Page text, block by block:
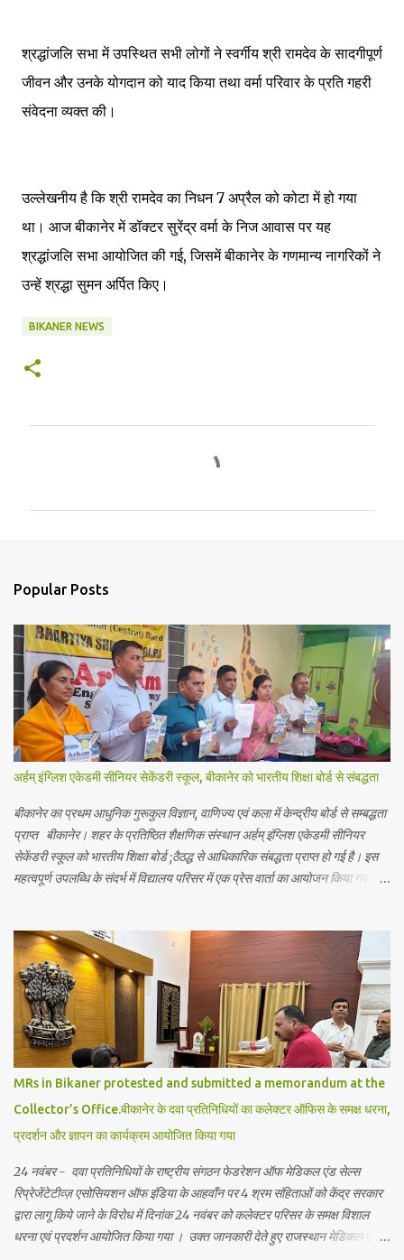
श्रद्धांजलि सभा में उपस्थित सभी लोगों ने स्वर्गीय श्री रामदेव के सादगीपूर्ण
जीवन और उनके योगदान को याद किया तथा वर्मा परिवार के प्रति गहरी
संवेदना व्यक्त की।
उल्लेखनीय है कि श्री रामदेव का निधन 7 अप्रैल को कोटा में हो गया
था। आज बीकानेर में डॉक्टर सुरेंद्र वर्मा के निज आवास पर यह
श्रद्धांजलि सभा आयोजित की गई, जिसमें बीकानेर के गणमान्य नागरिकों ने
उन्हें श्रद्धा सुमन अर्पित किए।
BIKANER NEWS
s
Popular Posts
अर्हम् इंग्लिश एकेडमी सीनियर सेकेंडरी स्कूल, बीकानेर को भारतीय शिक्षा बोर्ड से संबद्धता
बीकानेर का प्रथम आधुनिक गुरूकुल विज्ञान, वाणिज्य एवं कला में केन्द्रीय बोर्ड से सम्बद्धता
प्राप्त बीकानेर। शहर के प्रतिष्ठित शैक्षणिक संस्थान अर्हम् इंग्लिश एकेडमी सीनियर
सेकेंडरी स्कूल को भारतीय शिक्षा बोर्ड ;ठैठद्ध से आधिकारिक संबद्धता प्राप्त हो गई है। इस
महत्वपूर्ण उपलब्धि के संदर्भ में विद्यालय परिसर में एक प्रेस वार्ता का आयोजन किया गया,
है। एकेडमी में अब विद्यार्थियों को आधुनिक शिक्षा के साथ विद्यार्थियों को भारतीय परंपराओं,
योग, आयुर्वेद, भारतीय दर्शन, और वेदों की शिक्षा भी दी जायेगी विदेशी भाषाओं को भी
पाठ्यक्रम में अनिवार्य रूप शामिल किये गये है। इसके साथ योग, प्राणायाम,देशी खेलों को
प्राथमिकता से स्कूल गतिविधियों में शामिल किया गया है। इससे विद्यार्थियों को न केवल
अकादमिक ज्ञान मिलेगा बल्कि वे अपने जीवन में नैतिक और आध्यात्मिक शिक्षा भी ग्रहण कर
पायेगें। इससे विद्यार्थियों को भविष्य में आत्मविश्...
MRs in Bikaner protested and submitted a memorandum at the
Collector’s Office.बीकानेर के दवा प्रतिनिधियों का कलेक्टर ऑफिस के समक्ष धरना,
प्रदर्शन और ज्ञापन का कार्यक्रम आयोजित किया गया
24 नवंबर - दवा प्रतिनिधियों के राष्ट्रीय संगठन फेडरेशन ऑफ मेडिकल एंड सेल्स
रिप्रेजेंटेटीव्ज़ एसोसियशन ऑफ इंडिया के आहवाँन पर 4 श्रम संहिताओं को केंद्र सरकार
द्वारा लागू किये जाने के विरोध में दिनांक 24 नवंबर को कलेक्टर परिसर के समक्ष विशाल
धरना एवं प्रदर्शन आयोजित किया गया । उक्त जानकारी देते हुए राजस्थान मेडिकल एवं